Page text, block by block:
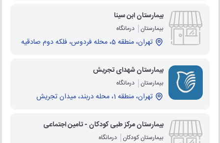
بیمارستان ابن سینا
بیمارستان درمانگاه
تهران، منطقه 5، محله فردوس، فلکه دوم صادقیه
بیمارستان شهدای تجریش
بیمارستان درمانگاه
تهران، منطقه 1، محله دربند، میدان تجریش
بیمارستان مرکز طبی کودکان - تامین اجتماعی
بیمارستان کودکان درمانگاه